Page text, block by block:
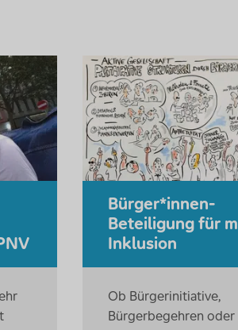
Bürger*innen-
Beteiligung für
Inklusion
Ob Bürgerinitiative,
Bürgerbegehren oder